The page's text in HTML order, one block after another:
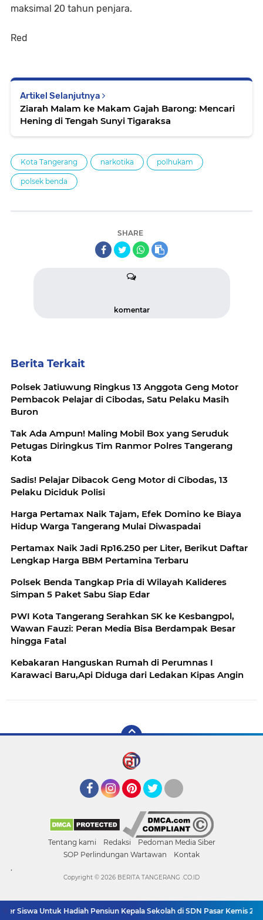
maksimal 20 tahun penjara.
Red
Artikel Selanjutnya
Ziarah Malam ke Makam Gajah Barong: Mencari
Hening di Tengah Sunyi Tigaraksa
Kota Tangerang narkotika polhukam
polsek benda
SHARE
komentar
Berita Terkait
Polsek Jatiuwung Ringkus 13 Anggota Geng Motor
Pembacok Pelajar di Cibodas, Satu Pelaku Masih
Buron
Tak Ada Ampun! Maling Mobil Box yang Seruduk
Petugas Diringkus Tim Ranmor Polres Tangerang
Kota
Sadis! Pelajar Dibacok Geng Motor di Cibodas, 13
Pelaku Diciduk Polisi
Harga Pertamax Naik Tajam, Efek Domino ke Biaya
Hidup Warga Tangerang Mulai Diwaspadai
Pertamax Naik Jadi Rp16.250 per Liter, Berikut Daftar
Lengkap Harga BBM Pertamina Terbaru
Polsek Benda Tangkap Pria di Wilayah Kalideres
Simpan 5 Paket Sabu Siap Edar
PWI Kota Tangerang Serahkan SK ke Kesbangpol,
Wawan Fauzi: Peran Media Bisa Berdampak Besar
hingga Fatal
Kebakaran Hanguskan Rumah di Perumnas I
Karawaci Baru,Api Diduga dari Ledakan Kipas Angin
Tentang kami Redaksi
Pedoman Media Siber
SOP Perlindungan Wartawan
Kontak
.
Siswa Untuk Hadiah Pensiun Kepala Sekolah di SDN Pasar Kemis 2,
Copyright © 2026 BERITA TANGERANG .CO.ID